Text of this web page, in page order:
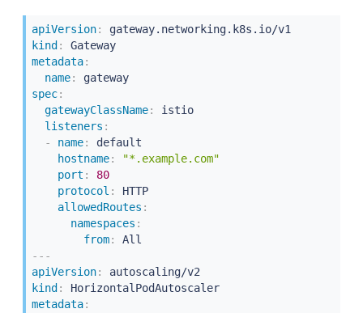
apiVersion:
gateway.networking.k8s.io/v1
kind :
Gateway
metadata:
name:
gateway
spec:
gatewayClassName:
istio
listeners :
-
name:
default
hostname:
"*.example.com"
port :
80
protocol :
HTTP
allowedRoutes :
namespaces :
from:
---
apiVersion:
autoscaling/v2
kind :
HorizontalPodAutoscaler
metadata: